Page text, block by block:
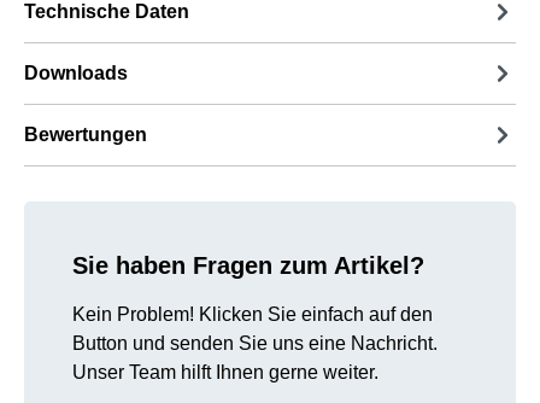
Technische Daten
Downloads
Bewertungen
Sie haben Fragen zum Artikel?
Kein Problem! Klicken Sie einfach auf den
Button und senden Sie uns eine Nachricht.
Unser Team hilft Ihnen gerne weiter.